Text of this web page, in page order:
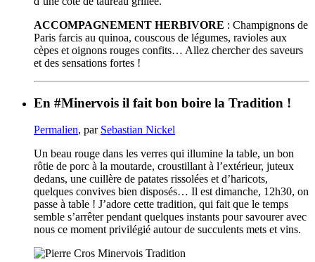
ACCOMPAGNEMENT HERBIVORE : Champignons de
Paris farcis au quinoa, couscous de légumes, ravioles aux
cèpes et oignons rouges confits… Allez chercher des saveurs
et des sensations fortes !
En #Minervois il fait bon boire la Tradition !
Permalien, par Sebastian Nickel
Un beau rouge dans les verres qui illumine la table, un bon
rôtie de porc à la moutarde, croustillant à l’extérieur, juteux
dedans, une cuillère de patates rissolées et d’haricots,
quelques convives bien disposés… Il est dimanche, 12h30, on
passe à table ! J’adore cette tradition, qui fait que le temps
semble s’arrêter pendant quelques instants pour savourer avec
nous ce moment privilégié autour de succulents mets et vins.